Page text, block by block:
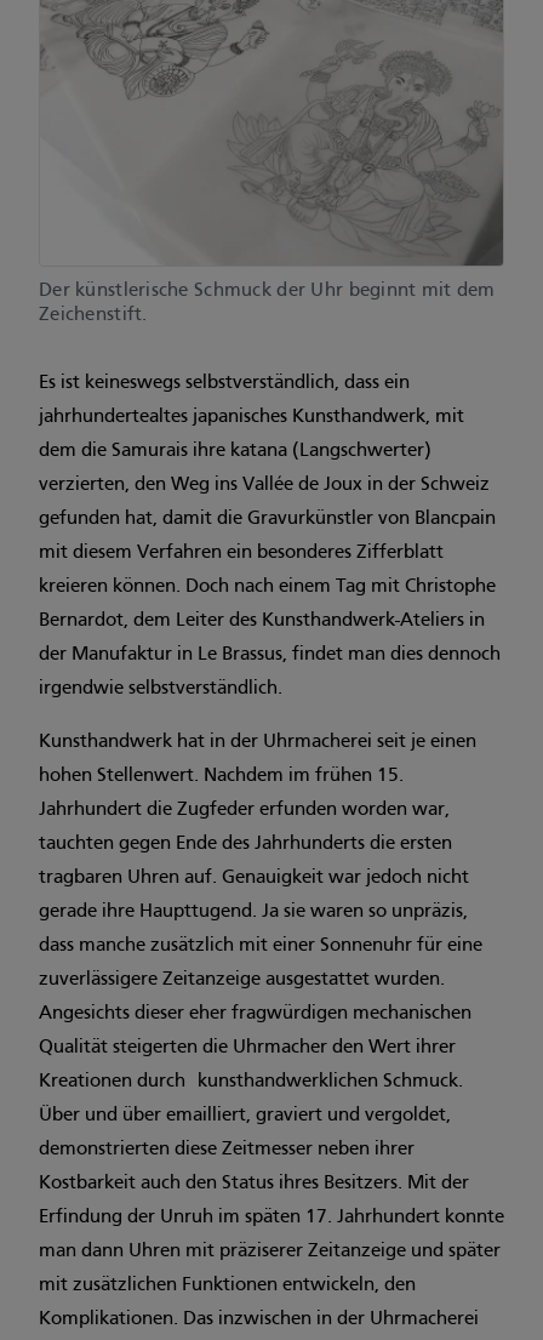
Der künstlerische Schmuck der Uhr beginnt mit dem
Zeichenstift.
Es ist keineswegs selbstverständlich, dass ein
jahrhundertealtes japanisches Kunsthandwerk, mit
dem die Samurais ihre katana (Langschwerter)
verzierten, den Weg ins Vallée de Joux in der Schweiz
gefunden hat, damit die Gravurkünstler von Blancpain
mit diesem Verfahren ein besonderes Zifferblatt
kreieren können. Doch nach einem Tag mit Christophe
Bernardot, dem Leiter des Kunsthandwerk-Ateliers in
der Manufaktur in Le Brassus, findet man dies dennoch
irgendwie selbstverständlich.
Kunsthandwerk hat in der Uhrmacherei seit je einen
hohen Stellenwert. Nachdem im frühen 15.
Jahrhundert die Zugfeder erfunden worden war,
tauchten gegen Ende des Jahrhunderts die ersten
tragbaren Uhren auf. Genauigkeit war jedoch nicht
gerade ihre Haupttugend. Ja sie waren so unpräzis,
dass manche zusätzlich mit einer Sonnenuhr für eine
zuverlässigere Zeitanzeige ausgestattet wurden.
Angesichts dieser eher fragwürdigen mechanischen
Qualität steigerten die Uhrmacher den Wert ihrer
Kreationen durch kunsthandwerklichen Schmuck.
Über und über emailliert, graviert und vergoldet,
demonstrierten diese Zeitmesser neben ihrer
Kostbarkeit auch den Status ihres Besitzers. Mit der
Erfindung der Unruh im späten 17. Jahrhundert konnte
man dann Uhren mit präziserer Zeitanzeige und später
mit zusätzlichen Funktionen entwickeln, den
Komplikationen. Das inzwischen in der Uhrmacherei